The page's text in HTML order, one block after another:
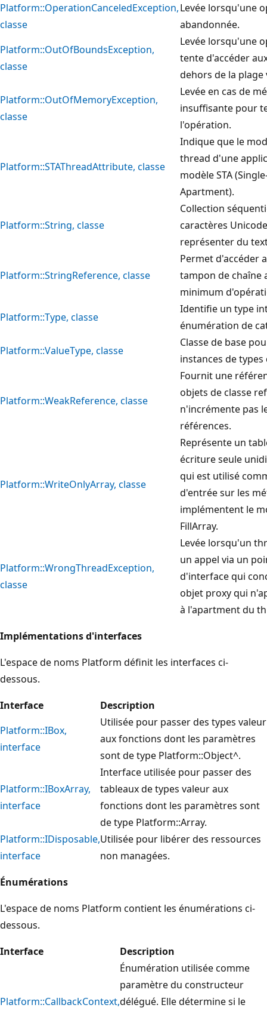
Platform::OperationCanceledException,
classe
Levée lorsqu'une
abandonnée.
Platform::OutOfBoundsException,
classe
Levée lorsqu'une
tente d'accéder
dehors de la plage
Platform::OutOfMemoryException,
classe
Levée en cas de
insuffisante pour
l'opération.
Platform::STAThreadAttribute, classe
Indique que le
thread d'une
modèle STA
Apartment).
Platform::String, classe
Collection
caractères
représenter du
Platform::StringReference, classe
Permet d'accéder
tampon de chaîne
minimum
Platform::Type, classe
Identifie un type
énumération de
Platform::ValueType, classe
Classe de base
instances de types
Platform::WeakReference, classe
Fournit une
objets de classe
n'incrémente pas
références.
Platform::WriteOnlyArray, classe
Représente un
écriture seule
qui est utilisé
d'entrée sur les
implémentent le
FillArray.
Platform::WrongThreadException,
classe
Levée lorsqu'un
un appel via un
d'interface qui
objet proxy qui
à l'apartment du
Implémentations d'interfaces
L'espace de noms Platform définit les interfaces ci-
dessous.
Interface
Description
Platform::IBox,
interface
Utilisée pour passer des types valeur
aux fonctions dont les paramètres
sont de type Platform::Object^.
Platform::IBoxArray,
interface
Interface utilisée pour passer des
tableaux de types valeur aux
fonctions dont les paramètres sont
de type Platform::Array.
Platform::IDisposable,
interface
Utilisée pour libérer des ressources
non managées.
Énumérations
L'espace de noms Platform contient les énumérations ci-
dessous.
Interface
Description
Platform::CallbackContext,
Énumération utilisée comme
paramètre du constructeur
délégué. Elle détermine si le